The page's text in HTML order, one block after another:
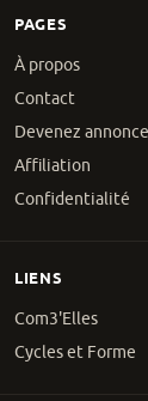
PAGES
À propos
Contact
Devenez
Affiliation
Confidentialité
LIENS
Com3'Elles
Cycles et Forme